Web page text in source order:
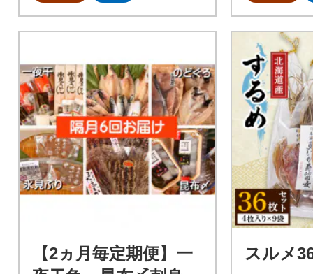
【2ヵ月毎定期便】一
スルメ